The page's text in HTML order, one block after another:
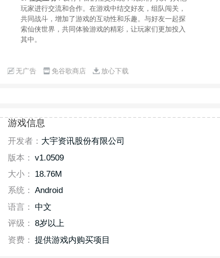
玩家进行交流和合作。在游戏中结交好友，组队闯关，
共同战斗，增加了游戏的互动性和乐趣。与好友一起探
索仙侠世界，共同体验游戏的精彩，让玩家们更加投入
其中。
无广告 免谷歌商店 放心下载
游戏信息
开发者： 大宇资讯股份有限公司
版本： v1.0509
大小：
18.76M
系统： Android
语言：
中文
评级： 8岁以上
资费： 提供游戏内购买项目